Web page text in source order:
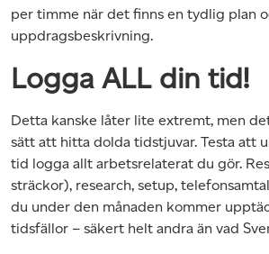
per timme när det finns en tydlig plan
uppdragsbeskrivning.
Logga ALL din tid!
Detta kanske låter lite extremt, men
sätt att hitta dolda tidstjuvar. Testa att
tid logga allt arbetsrelaterat du gör.
sträckor), research, setup,
du under den månaden kommer
tidsfällor – säkert helt andra än vad